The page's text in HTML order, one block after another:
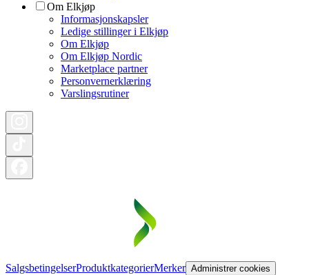
Om Elkjøp
Informasjonskapsler
Ledige stillinger i Elkjøp
Om Elkjøp
Om Elkjøp Nordic
Marketplace partner
Personvernerklæring
Varslingsrutiner
SalgsbetingelserProduktkategorierMerker Administrer cookies